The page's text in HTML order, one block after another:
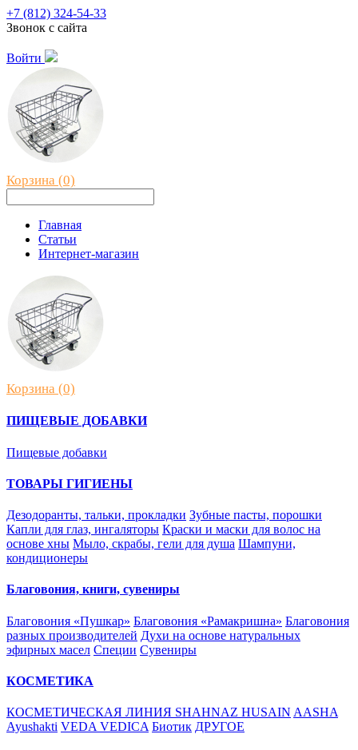
+7 (812) 324-54-33
Звонок с сайта
Войти
Корзина (0)
Главная
Статьи
Интернет-магазин
Корзина (0)
ПИЩЕВЫЕ ДОБАВКИ
Пищевые добавки
ТОВАРЫ ГИГИЕНЫ
Дезодоранты, тальки, прокладки Зубные пасты, порошки
Капли для глаз, ингаляторы Краски и маски для волос на
основе хны Мыло, скрабы, гели для душа Шампуни,
кондиционеры
Благовония, книги, сувениры
Благовония «Пушкар» Благовония «Рамакришна» Благовония
разных производителей Духи на основе натуральных
эфирных масел Специи Сувениры
КОСМЕТИКА
КОСМЕТИЧЕСКАЯ ЛИНИЯ SHAHNAZ HUSAIN AASHA
Ayushakti VEDA VEDICA Биотик ДРУГОЕ